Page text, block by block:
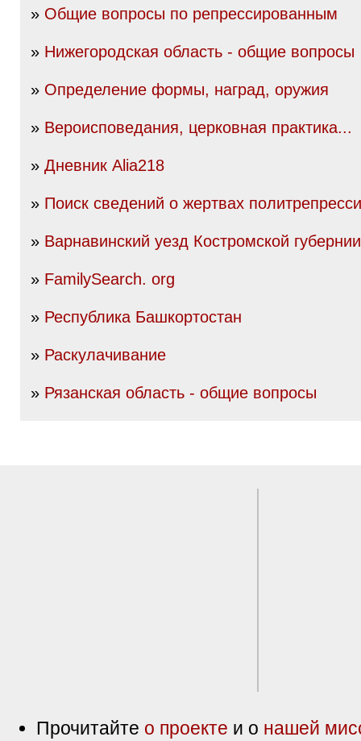
» Общие вопросы по репрессированным
» Нижегородская область - общие вопросы
» Определение формы, наград, оружия
» Вероисповедания, церковная практика...
» Дневник Alia218
» Поиск сведений о жертвах
» Варнавинский уезд Костромской губернии
» FamilySearch. org
» Республика Башкортостан
» Раскулачивание
» Рязанская область - общие вопросы
Прочитайте о проекте и о нашей